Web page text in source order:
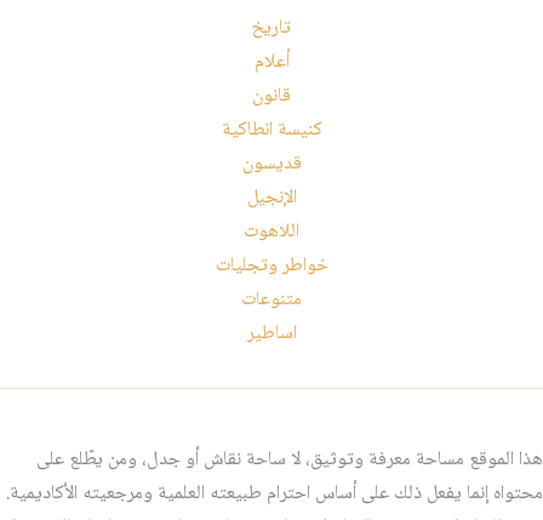
تاريخ
أعلام
قانون
كنيسة انطاكية
قديسون
الإنجيل
اللاهوت
خواطر وتجليات
متنوعات
اساطير
هذا الموقع مساحة معرفة وتوثيق، لا ساحة نقاش أو جدل، ومن يطّلع على
محتواه إنما يفعل ذلك على أساس احترام طبيعته العلمية ومرجعيته الأكاديمية.